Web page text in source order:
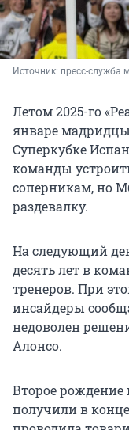
Источник: пресс-служба
Летом 2025-го
январе
Суперкубке
команды
соперникам, но
раздевалку.
На следующий
десять лет в
тренеров. При
инсайдеры
недоволен
Алонсо.
Второе
получили в